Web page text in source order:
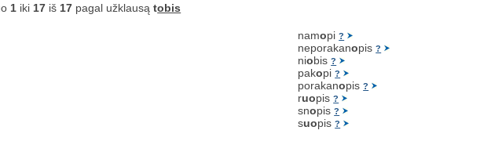
1 iki 17 iš 17 pagal užklausątobis
namopi?
neporakanopis?
niobis?
pakopi?
porakanopis?
ruopis?
snopis?
suopis?